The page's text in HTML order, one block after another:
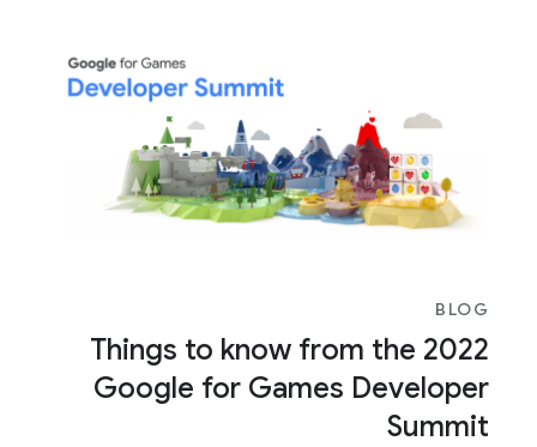
BLOG
Things to know from the 2022
Google for Games Developer
Summit